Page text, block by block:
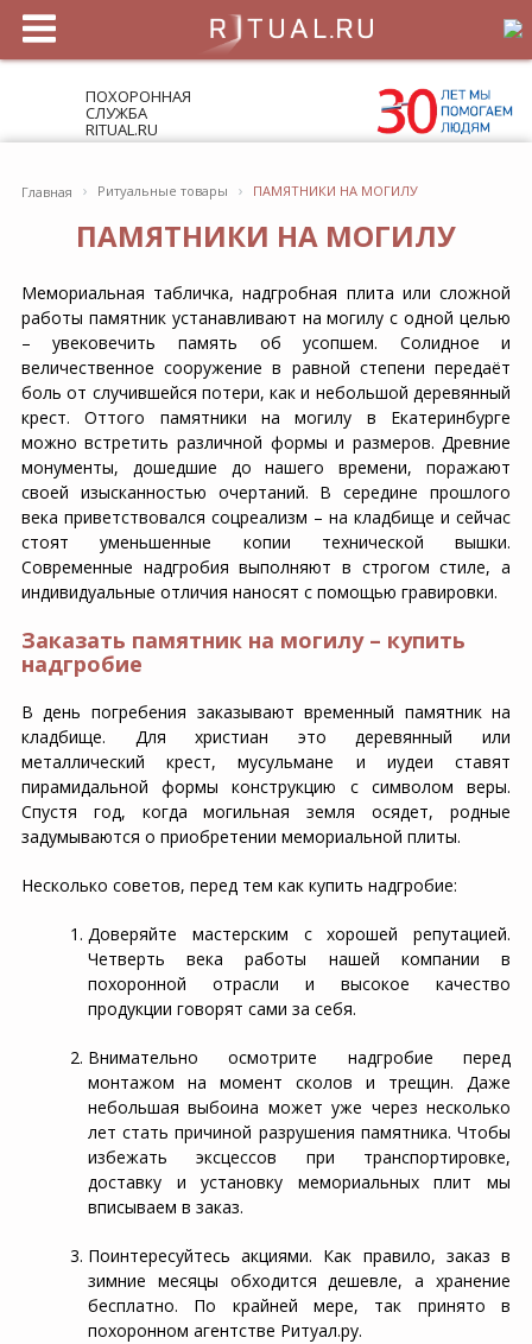
ПОХОРОННАЯ
СЛУЖБА
RITUAL.RU
Главная › Ритуальные товары › ПАМЯТНИКИ НА МОГИЛУ
ПАМЯТНИКИ НА МОГИЛУ
Мемориальная табличка, надгробная плита или сложной
работы памятник устанавливают на могилу с одной целью
– увековечить память об усопшем. Солидное и
величественное сооружение в равной степени передаёт
боль от случившейся потери, как и небольшой деревянный
крест. Оттого памятники на могилу в Екатеринбурге
можно встретить различной формы и размеров. Древние
монументы, дошедшие до нашего времени, поражают
своей изысканностью очертаний. В середине прошлого
века приветствовался соцреализм – на кладбище и сейчас
стоят уменьшенные копии технической вышки.
Современные надгробия выполняют в строгом стиле, а
индивидуальные отличия наносят с помощью гравировки.
Заказать памятник на могилу – купить
надгробие
В день погребения заказывают временный памятник на
кладбище. Для христиан это деревянный или
металлический крест, мусульмане и иудеи ставят
пирамидальной формы конструкцию с символом веры.
Спустя год, когда могильная земля осядет, родные
задумываются о приобретении мемориальной плиты.
Несколько советов, перед тем как купить надгробие:
Доверяйте мастерским с хорошей репутацией.
Четверть века работы нашей компании в
похоронной отрасли и высокое качество
продукции говорят сами за себя.
Внимательно осмотрите надгробие перед
монтажом на момент сколов и трещин. Даже
небольшая выбоина может уже через несколько
лет стать причиной разрушения памятника. Чтобы
избежать эксцессов при транспортировке,
доставку и установку мемориальных плит мы
вписываем в заказ.
Поинтересуйтесь акциями. Как правило, заказ в
зимние месяцы обходится дешевле, а хранение
бесплатно. По крайней мере, так принято в
похоронном агентстве Ритуал.ру.